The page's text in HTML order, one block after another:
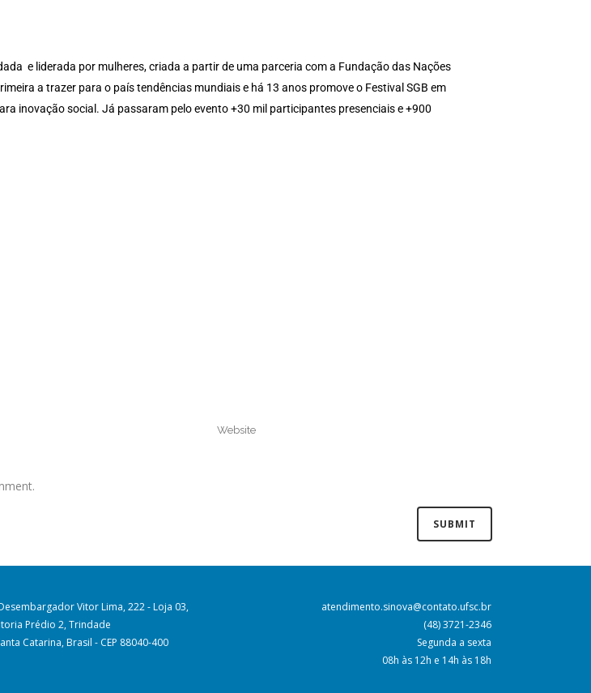
e liderada por mulheres, criada a partir de uma parceria com a Fundação das Nações
a trazer para o país tendências mundiais e há 13 anos promove o Festival SGB em
inovação social. Já passaram pelo evento +30 mil participantes presenciais e +900
Vitor Lima, 222 - Loja 03,
Prédio 2, Trindade
Catarina, Brasil - CEP 88040-400
atendimento.sinova@contato.ufsc.br
(48) 3721-2346
Segunda a sexta
08h às 12h e 14h às 18h